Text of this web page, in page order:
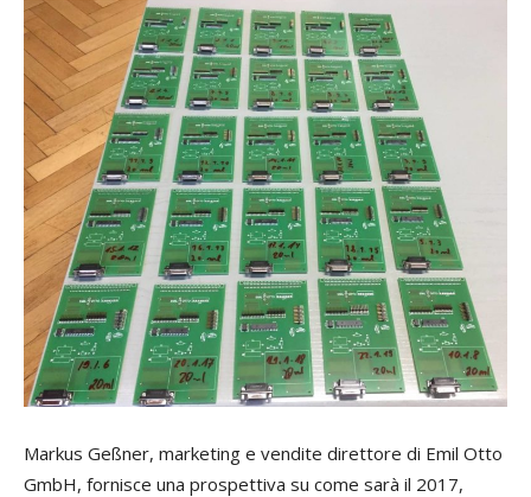
Markus Geßner, marketing e vendite direttore di Emil Otto
GmbH, fornisce una prospettiva su come sarà il 2017,